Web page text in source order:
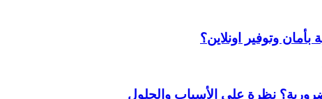
وتوفير اونلاين؟
نظرة على الأسباب والحلول